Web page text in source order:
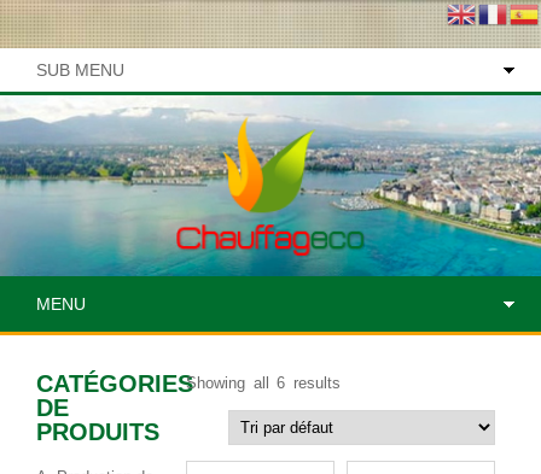
SUB MENU
MENU
CATÉGORIES
DE
PRODUITS
Showing all 6 results